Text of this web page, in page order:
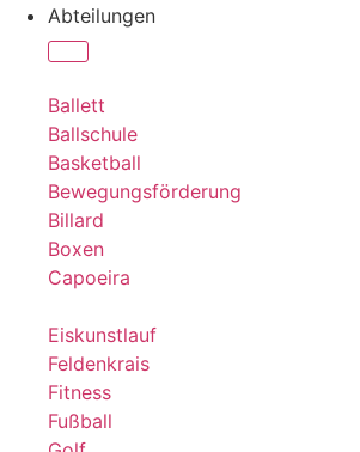
Abteilungen
Ballett
Ballschule
Basketball
Bewegungsförderung
Billard
Boxen
Capoeira
Eiskunstlauf
Feldenkrais
Fitness
Fußball